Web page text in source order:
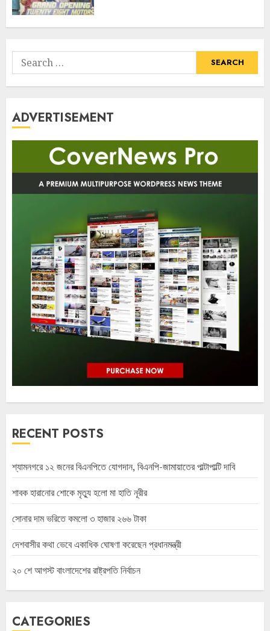
Search
for:
ADVERTISEMENT
RECENT POSTS
শ্যামনগরে ১২ জনের বিএনপিতে যোগদান, বিএনপি-জামায়াতের পাল্টাপাল্টি দাবি
শাবক হারানোর শোকে মৃত্যু হলো মা হাতি নূরীর
সোনার দাম ভরিতে কমলো ৩ হাজার ২৬৬ টাকা
দেশবাসীর কথা ভেবে একাধিক ঘোষণা করেছেন প্রধানমন্ত্রী
২০ শে আগস্ট বাংলাদেশের রাষ্ট্রপতি নির্বাচন
CATEGORIES